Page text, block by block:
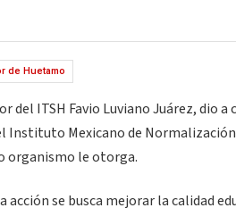
de Huetamo
del ITSH Favio Luviano Juárez, dio
Instituto Mexicano de
organismo le otorga.
acción se busca mejorar la calidad